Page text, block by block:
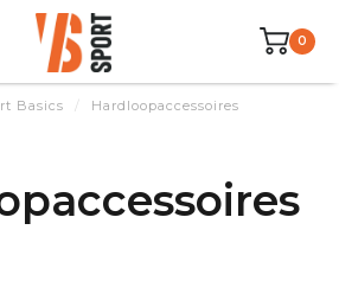
0
Basics / Hardloopaccessoires